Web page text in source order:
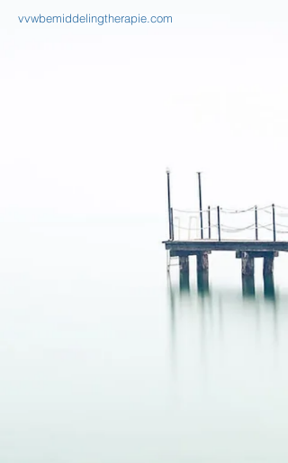
vvwbemiddelingtherapie.com